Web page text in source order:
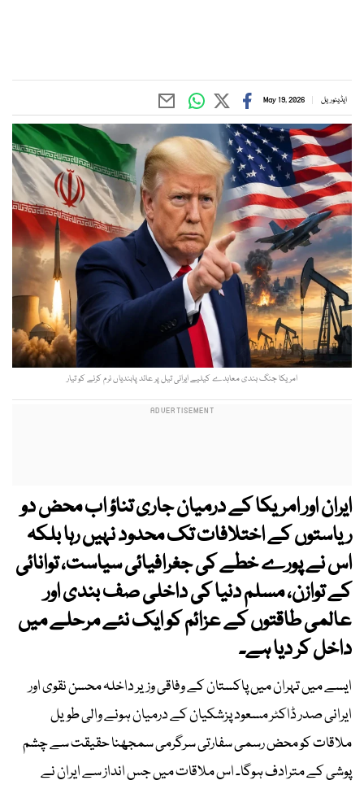
ایڈیٹوریل May 19, 2026
امریکا جنگ بندی معاہدے کیلیے ایرانی تیل پر عائد پابندیاں نرم کرنے کو تیار
ایران اور امریکا کے درمیان جاری تناؤ اب محض دو
ریاستوں کے اختلافات تک محدود نہیں رہا بلکہ
اس نے پورے خطے کی جغرافیائی سیاست، توانائی
کے توازن، مسلم دنیا کی داخلی صف بندی اور
عالمی طاقتوں کے عزائم کو ایک نئے مرحلے میں
داخل کر دیا ہے۔
ایسے میں تہران میں پاکستان کے وفاقی وزیر داخلہ محسن نقوی اور
ایرانی صدر ڈاکٹر مسعود پزشکیان کے درمیان ہونے والی طویل
ملاقات کو محض رسمی سفارتی سرگرمی سمجھنا حقیقت سے چشم
پوشی کے مترادف ہوگا۔ اس ملاقات میں جس انداز سے ایران نے